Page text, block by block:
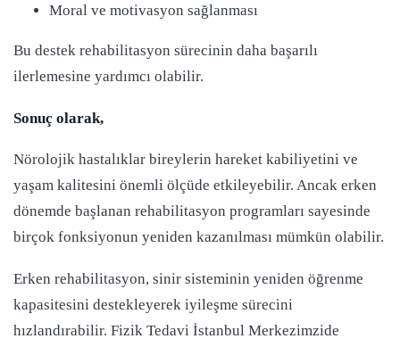
Moral ve motivasyon sağlanması
Bu destek rehabilitasyon sürecinin daha başarılı
ilerlemesine yardımcı olabilir.
Sonuç olarak,
Nörolojik hastalıklar bireylerin hareket kabiliyetini ve
yaşam kalitesini önemli ölçüde etkileyebilir. Ancak erken
dönemde başlanan rehabilitasyon programları sayesinde
birçok fonksiyonun yeniden kazanılması mümkün olabilir.
Erken rehabilitasyon, sinir sisteminin yeniden öğrenme
kapasitesini destekleyerek iyileşme sürecini
hızlandırabilir. Fizik Tedavi İstanbul Merkezimzide